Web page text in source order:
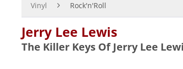
Vinyl Rock'n'Roll
Jerry Lee Lewis
The Killer Keys Of Jerry Lee